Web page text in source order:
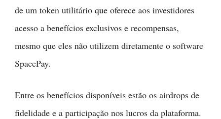
de um token utilitário que oferece aos investidores
acesso a benefícios exclusivos e recompensas,
mesmo que eles não utilizem diretamente o software
SpacePay.
Entre os benefícios disponíveis estão os airdrops de
fidelidade e a participação nos lucros da plataforma.